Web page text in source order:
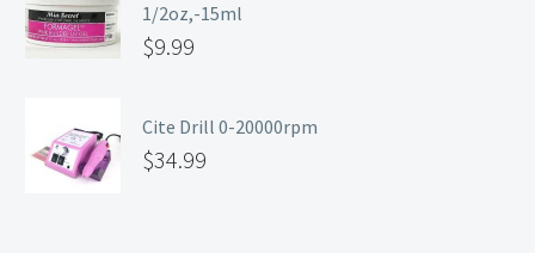
1/2oz,-15ml
$9.99
Cite Drill 0-20000rpm
$34.99